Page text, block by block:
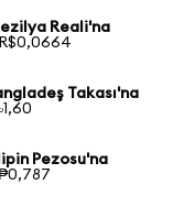
Reali'na
Takası'na
Pezosu'na